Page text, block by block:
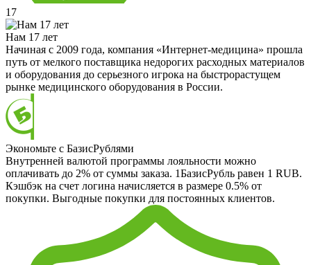
17
Нам 17 лет
Начиная с 2009 года, компания «Интернет-медицина» прошла
путь от мелкого поставщика недорогих расходных материалов
и оборудования до серьезного игрока на быстрорастущем
рынке медицинского оборудования в России.
Экономьте с БазисРублями
Внутренней валютой программы лояльности можно
оплачивать до 2% от суммы заказа. 1БазисРубль равен 1 RUB.
Кэшбэк на счет логина начисляется в размере 0.5% от
покупки. Выгодные покупки для постоянных клиентов.